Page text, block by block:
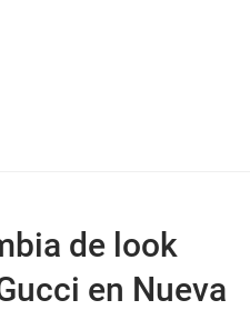
de look
en Nueva